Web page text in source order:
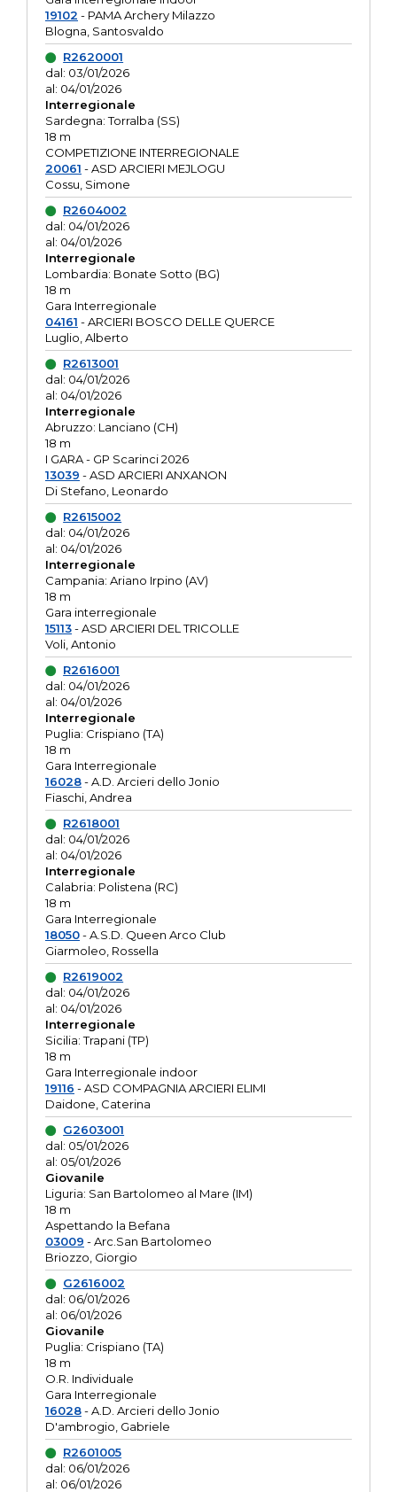
19102 - PAMA Archery Milazzo
Blogna, Santosvaldo
R2620001
dal: 03/01/2026
al: 04/01/2026
Interregionale
Sardegna: Torralba (SS)
18 m
COMPETIZIONE INTERREGIONALE
20061 - ASD ARCIERI MEJLOGU
Cossu, Simone
R2604002
dal: 04/01/2026
al: 04/01/2026
Interregionale
Lombardia: Bonate Sotto (BG)
18 m
Gara Interregionale
04161 - ARCIERI BOSCO DELLE QUERCE
Luglio, Alberto
R2613001
dal: 04/01/2026
al: 04/01/2026
Interregionale
Abruzzo: Lanciano (CH)
18 m
I GARA - GP Scarinci 2026
13039 - ASD ARCIERI ANXANON
Di Stefano, Leonardo
R2615002
dal: 04/01/2026
al: 04/01/2026
Interregionale
Campania: Ariano Irpino (AV)
18 m
Gara interregionale
15113- ASD ARCIERI DEL TRICOLLE
Voli, Antonio
R2616001
dal: 04/01/2026
al: 04/01/2026
Interregionale
Puglia: Crispiano (TA)
18 m
Gara Interregionale
16028- A.D. Arcieri dello Jonio
Fiaschi, Andrea
R2618001
dal: 04/01/2026
al: 04/01/2026
Interregionale
Calabria: Polistena (RC)
18 m
Gara Interregionale
18050- A.S.D. Queen Arco Club
Giarmoleo, Rossella
R2619002
dal: 04/01/2026
al: 04/01/2026
Interregionale
Sicilia: Trapani (TP)
18 m
Gara Interregionale indoor
19116 - ASD COMPAGNIA ARCIERI ELIMI
Daidone, Caterina
G2603001
dal: 05/01/2026
al: 05/01/2026
Giovanile
Liguria: San Bartolomeo al Mare (IM)
18 m
Aspettando la Befana
03009 - Arc.San Bartolomeo
Briozzo, Giorgio
G2616002
dal: 06/01/2026
al: 06/01/2026
Giovanile
Puglia: Crispiano (TA)
18 m
O.R. Individuale
Gara Interregionale
16028- A.D. Arcieri dello Jonio
D'ambrogio, Gabriele
R2601005
dal: 06/01/2026
al: 06/01/2026